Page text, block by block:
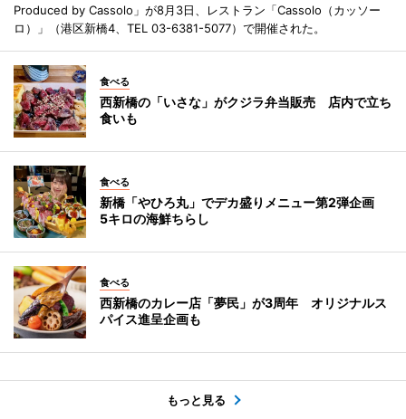
Produced by Cassolo」が8月3日、レストラン「Cassolo（カッソー
ロ）」（港区新橋4、TEL 03-6381-5077）で開催された。
食べる
西新橋の「いさな」がクジラ弁当販売 店内で立ち
食いも
食べる
新橋「やひろ丸」でデカ盛りメニュー第2弾企画
5キロの海鮮ちらし
食べる
西新橋のカレー店「夢民」が3周年 オリジナルス
パイス進呈企画も
もっと見る